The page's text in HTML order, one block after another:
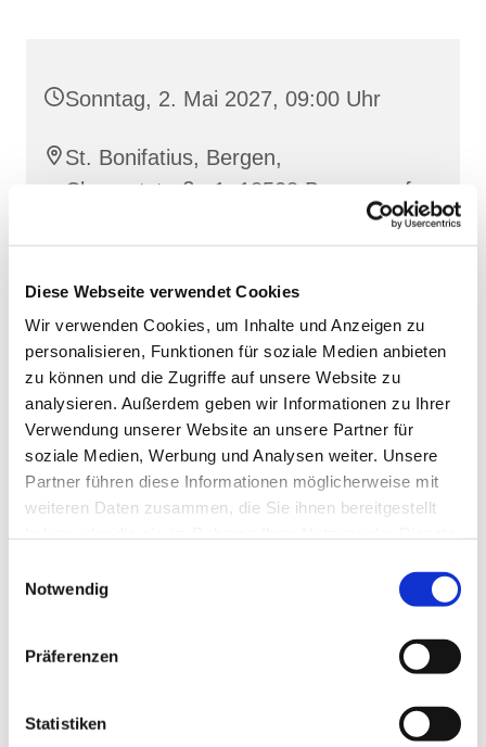
Diese Webseite verwendet Cookies
Wir verwenden Cookies, um Inhalte und Anzeigen zu
personalisieren, Funktionen für soziale Medien anbieten
zu können und die Zugriffe auf unsere Website zu
analysieren. Außerdem geben wir Informationen zu Ihrer
Verwendung unserer Website an unsere Partner für
soziale Medien, Werbung und Analysen weiter. Unsere
Partner führen diese Informationen möglicherweise mit
weiteren Daten zusammen, die Sie ihnen bereitgestellt
Notwendig
Präferenzen
Statistiken
Sonntag, 2. Mai 2027, 09:00 Uhr
St. Bonifatius, Bergen,
Clementstraße 1, 18528 Bergen auf